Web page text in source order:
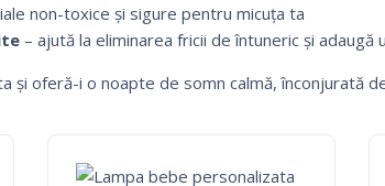
non-toxice și sigure pentru micuța ta
– ajută la eliminarea fricii de întuneric și
și oferă-i o noapte de somn calmă, înconjurată